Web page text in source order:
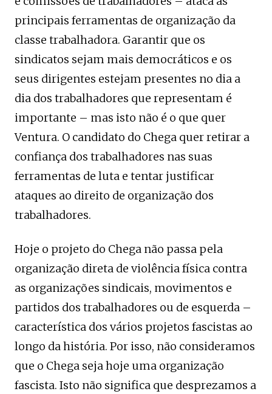
principais ferramentas de organização da
classe trabalhadora. Garantir que os
sindicatos sejam mais democráticos e os
seus dirigentes estejam presentes no dia a
dia dos trabalhadores que representam é
importante – mas isto não é o que quer
Ventura. O candidato do Chega quer retirar a
confiança dos trabalhadores nas suas
ferramentas de luta e tentar justificar
ataques ao direito de organização dos
trabalhadores.
Hoje o projeto do Chega não passa pela
organização direta de violência física contra
as organizações sindicais, movimentos e
partidos dos trabalhadores ou de esquerda –
característica dos vários projetos fascistas ao
longo da história. Por isso, não consideramos
que o Chega seja hoje uma organização
fascista. Isto não significa que desprezamos a